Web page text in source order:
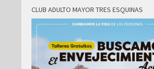
CLUB ADULTO MAYOR TRES ESQUINAS